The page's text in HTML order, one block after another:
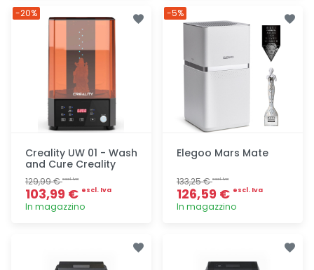
Creality UW 01 - Wash
and Cure Creality
129,99 €escl. Iva
103,99 € escl. Iva
In magazzino
-20%
Elegoo Mars Mate
133,25 €escl. Iva
126,59 € escl. Iva
In magazzino
-5%